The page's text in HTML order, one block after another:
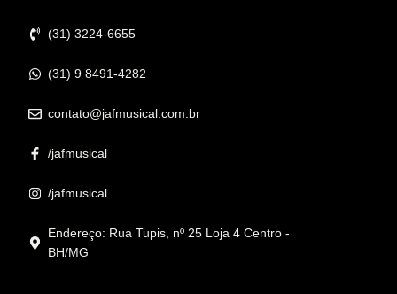
(31) 3224-6655
(31) 9 8491-4282
contato@jafmusical.com.br
/jafmusical
/jafmusical
Endereço: Rua Tupis, nº 25 Loja 4 Centro -
BH/MG